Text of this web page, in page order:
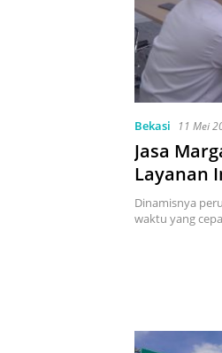
Bekasi 11 Mei
Jasa
Layanan
Tol
Dinamisnya
waktu yang